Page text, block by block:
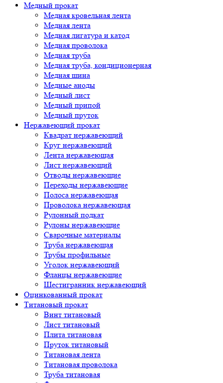
Медный прокат
Медная кровельная лента
Медная лента
Медная лигатура и катод
Медная проволока
Медная труба
Медная труба, кондиционерная
Медная шина
Медные аноды
Медный лист
Медный припой
Медный пруток
Нержавеющий прокат
Квадрат нержавеющий
Круг нержавеющий
Лента нержавеющая
Лист нержавеющий
Отводы нержавеющие
Переходы нержавеющие
Полоса нержавеющая
Проволока нержавеющая
Рулонный подкат
Рулоны нержавеющие
Сварочные материалы
Труба нержавеющая
Трубы профильные
Уголок нержавеющий
Фланцы нержавеющие
Шестигранник нержавеющий
Оцинкованный прокат
Титановый прокат
Винт титановый
Лист титановый
Плита титановая
Пруток титановый
Титановая лента
Титановая проволока
Труба титановая